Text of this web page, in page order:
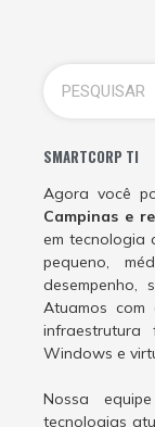
SMARTCORP TI
Agora você
Campinas e
em tecnologia
pequeno,
desempenho,
Atuamos
infraestrutura
Windows e
Nossa
tecnologias